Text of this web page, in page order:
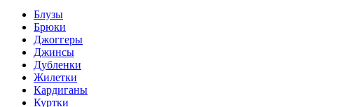
Блузы
Брюки
Джоггеры
Джинсы
Дубленки
Жилетки
Кардиганы
Куртки